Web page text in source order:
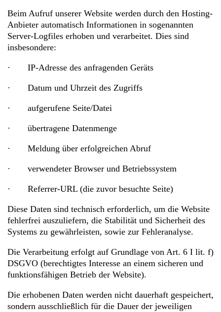
Beim Aufruf unserer Website werden durch den Hosting-
Anbieter automatisch Informationen in sogenannten
Server-Logfiles erhoben und verarbeitet. Dies sind
insbesondere:
· IP-Adresse des anfragenden Geräts
· Datum und Uhrzeit des Zugriffs
· aufgerufene Seite/Datei
· übertragene Datenmenge
· Meldung über erfolgreichen Abruf
· verwendeter Browser und Betriebssystem
· Referrer-URL (die zuvor besuchte Seite)
Diese Daten sind technisch erforderlich, um die Website
fehlerfrei auszuliefern, die Stabilität und Sicherheit des
Systems zu gewährleisten, sowie zur Fehleranalyse.
Die Verarbeitung erfolgt auf Grundlage von Art. 6 I lit. f)
DSGVO (berechtigtes Interesse an einem sicheren und
funktionsfähigen Betrieb der Website).
Die erhobenen Daten werden nicht dauerhaft gespeichert,
sondern ausschließlich für die Dauer der jeweiligen